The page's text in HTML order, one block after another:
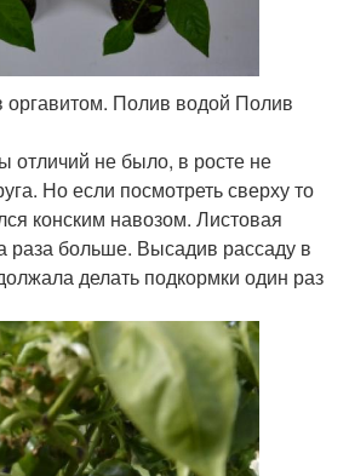
Полив водой Полив
отличий не было, в росте не
Но если посмотреть сверху то
конским навозом. Листовая
раза больше. Высадив рассаду в
делать подкормки один раз